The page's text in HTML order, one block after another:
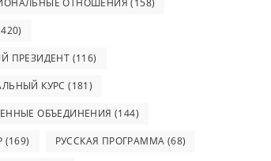
ОТНОШЕНИЯ (158)
ПРЕЗИДЕНТ (116)
КУРС (181)
ОБЪЕДИНЕНИЯ (144)
(169) РУССКАЯ ПРОГРАММА (68)